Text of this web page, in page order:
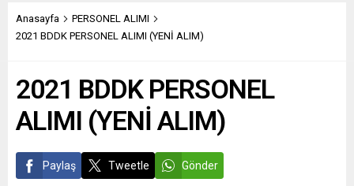
Anasayfa
PERSONEL ALIMI
2021 BDDK PERSONEL ALIMI (YENİ ALIM)
2021 BDDK PERSONEL
ALIMI (YENİ ALIM)
Paylaş Tweetle Gönder